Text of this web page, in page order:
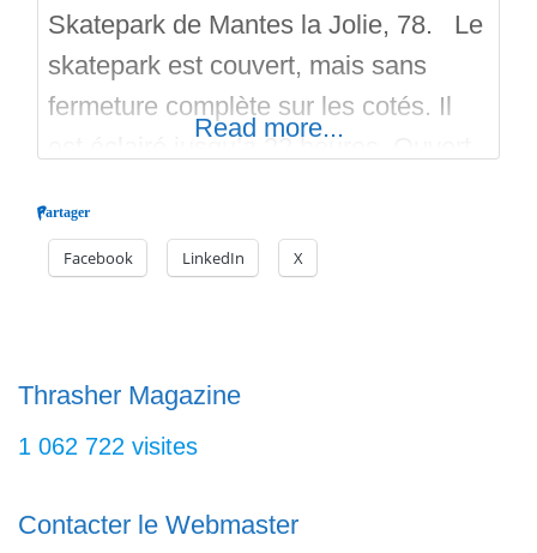
Skatepark de Mantes la Jolie, 78. Le
skatepark est couvert, mais sans
fermeture complète sur les cotés. Il
est éclairé jusqu’a 22 heures. Ouvert
un parking pour les autos. Il y a un
petit Bowl trèfle avec du coping en
vaste aire
Read more...
Partager
Facebook LinkedIn X
Thrasher Magazine
1 062 722 visites
Contacter le Webmaster